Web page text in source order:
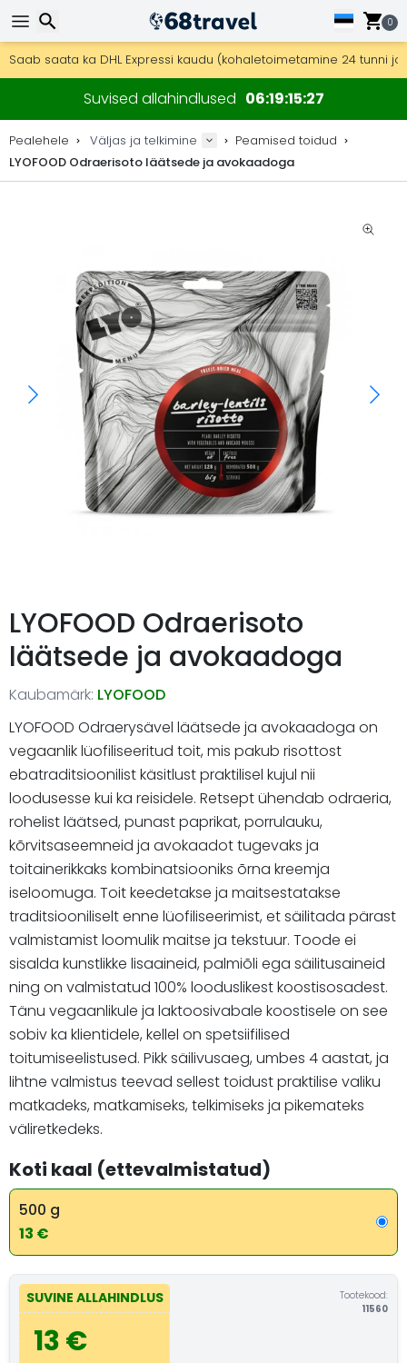
0
Tasuta kohaletoimetamine tellimustele üle 99 €.
Saab saata ka DHL Expressi kaudu (kohaletoimetamine 24 tunni
30 päeva tagastamiseks, 90 päeva puidust kaartide ja
Parimad hinnad väli- ja matkavarustusele ning lisadele.
Suvised allahindlused 06191527
Pealehele Väljas ja telkimine
Peamised toidud
LYOFOOD Odraerisoto läätsede ja avokaadoga
LYOFOOD Odraerisoto
läätsede ja avokaadoga
Kaubamärk: LYOFOOD
LYOFOOD Odraerysävel läätsede ja avokaadoga on
vegaanlik lüofiliseeritud toit, mis pakub risottost
ebatraditsioonilist käsitlust praktilisel kujul nii
loodusesse kui ka reisidele. Retsept ühendab odraeria,
rohelist läätsed, punast paprikat, porrulauku,
kõrvitsaseemneid ja avokaadot tugevaks ja
toitainerikkaks kombinatsiooniks õrna kreemja
iseloomuga. Toit keedetakse ja maitsestatakse
traditsiooniliselt enne lüofiliseerimist, et säilitada pärast
valmistamist loomulik maitse ja tekstuur. Toode ei
sisalda kunstlikke lisaaineid, palmiõli ega säilitusaineid
ning on valmistatud 100% looduslikest koostisosadest.
Tänu vegaanlikule ja laktoosivabale koostisele on see
sobiv ka klientidele, kellel on spetsiifilised
toitumiseelistused. Pikk säilivusaeg, umbes 4 aastat, ja
lihtne valmistus teevad sellest toidust praktilise valiku
matkadeks, matkamiseks, telkimiseks ja pikemateks
väliretkedeks.
Koti kaal (ettevalmistatud)
500 g
13 €
SUVINE ALLAHINDLUS
13 €
Tootekood:
11560